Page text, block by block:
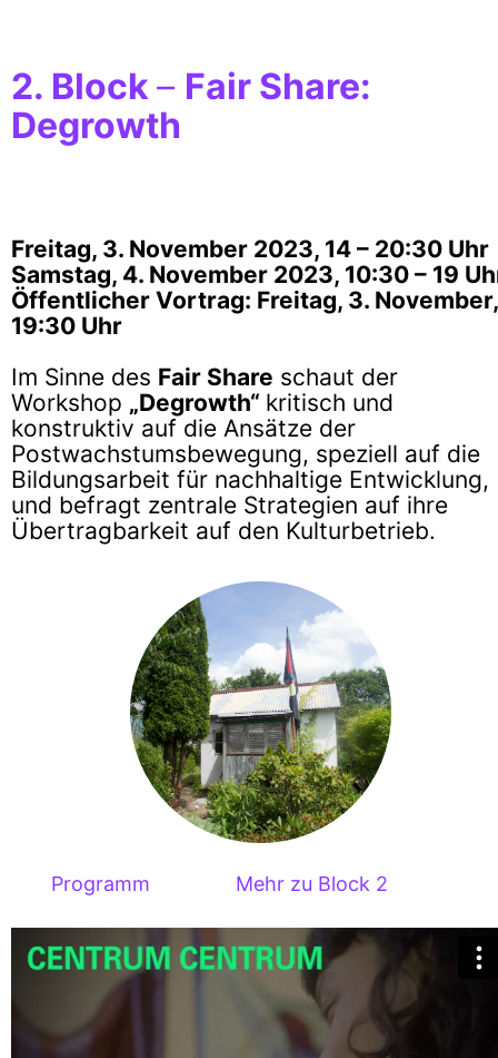
2. Block– Fair Share:
Degrowth
Freitag, 3. November 2023, 14 – 20:30 Uhr
Samstag, 4. November 2023, 10:30 – 19
Öffentlicher Vortrag: Freitag, 3. November,
19:30 Uhr
Im Sinne des Fair Share schaut der
Workshop „Degrowth“ kritisch und
konstruktiv auf die Ansätze der
Postwachstumsbewegung, speziell auf die
Bildungsarbeit für nachhaltige Entwicklung,
und befragt zentrale Strategien auf ihre
Übertragbarkeit auf den Kulturbetrieb.
Programm Mehr zu Block 2